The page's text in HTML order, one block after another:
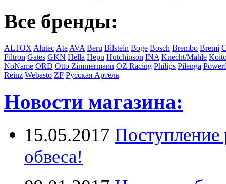
Все бренды:
ALTOX Alutec Ate AVA Beru Bilstein Boge Bosch Brembo Bremi
Filtron Gates GKN Hella Hepu Hutchinson INA Knecht/Mahle
NoName ORD Otto Zimmermann OZ Racing Philips Pilenga
Reinz Webasto ZF Русская Артель
Новости магазина:
15.05.2017 Поступление
обвеса!